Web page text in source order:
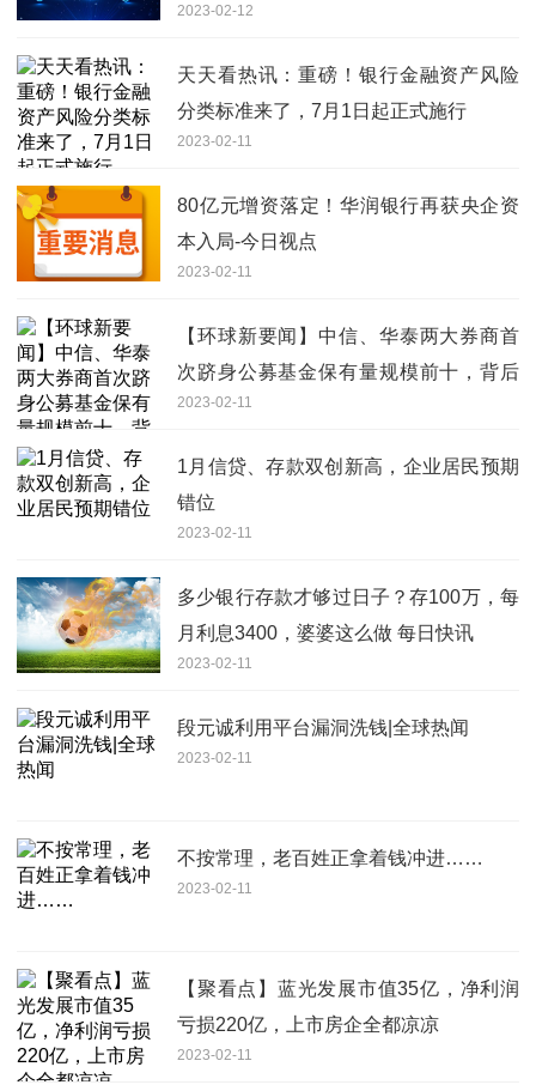
2023-02-12
天天看热讯：重磅！银行金融资产风险
分类标准来了，7月1日起正式施行
2023-02-11
80亿元增资落定！华润银行再获央企资
本入局-今日视点
2023-02-11
【环球新要闻】中信、华泰两大券商首
次跻身公募基金保有量规模前十，背后
原因竟是……
2023-02-11
1月信贷、存款双创新高，企业居民预期
错位
2023-02-11
多少银行存款才够过日子？存100万，每
月利息3400，婆婆这么做 每日快讯
2023-02-11
段元诚利用平台漏洞洗钱|全球热闻
2023-02-11
不按常理，老百姓正拿着钱冲进……
2023-02-11
【聚看点】蓝光发展市值35亿，净利润
亏损220亿，上市房企全都凉凉
2023-02-11